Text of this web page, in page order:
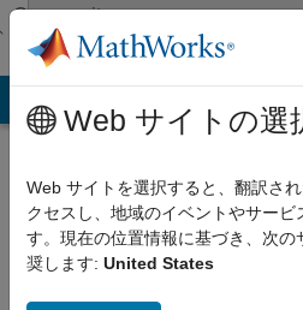
コンテンツへスキップ
Community
Profile
Thamer
Web サイトの選
Web サイトを選択すると、翻訳さ
クセスし、地域のイベントやサービ
す。現在の位置情報に基づき、次の
奨します: United States